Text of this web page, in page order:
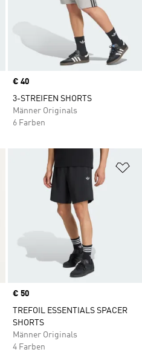
Price
€ 40
3-STREIFEN SHORTS
Männer Originals
6 Farben
Zur Wunschliste hinzufügen
Price
€ 50
TREFOIL ESSENTIALS SPACER
SHORTS
Männer Originals
4 Farben